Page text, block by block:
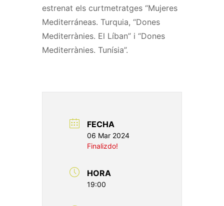
estrenat els curtmetratges “Mujeres
Mediterráneas. Turquia, “Dones
Mediterrànies. El Líban” i “Dones
Mediterrànies. Tunísia”.
FECHA
06 Mar 2024
Finalizdo!
HORA
19:00